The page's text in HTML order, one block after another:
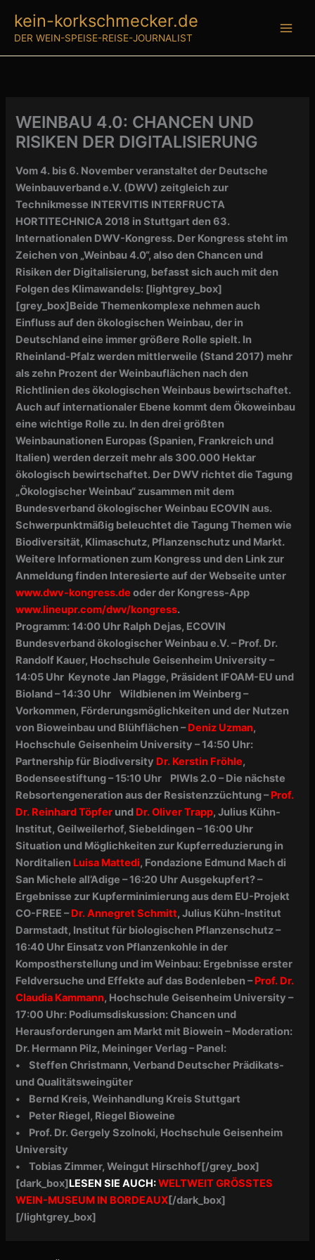
Inhalt
springen
kein-korkschmecker.de
DER WEIN-SPEISE-REISE-JOURNALIST
WEINBAU 4.0: CHANCEN UND
RISIKEN DER DIGITALISIERUNG
Vom 4. bis 6. November veranstaltet der Deutsche
Weinbauverband e.V. (DWV) zeitgleich zur
Technikmesse INTERVITIS INTERFRUCTA
HORTITECHNICA 2018 in Stuttgart den 63.
Internationalen DWV-Kongress. Der Kongress steht im
Zeichen von „Weinbau 4.0“, also den Chancen und
Risiken der Digitalisierung, befasst sich auch mit den
Folgen des Klimawandels: [lightgrey_box]
[grey_box]Beide Themenkomplexe nehmen auch
Einfluss auf den ökologischen Weinbau, der in
Deutschland eine immer größere Rolle spielt. In
Rheinland-Pfalz werden mittlerweile (Stand 2017) mehr
als zehn Prozent der Weinbauflächen nach den
Richtlinien des ökologischen Weinbaus bewirtschaftet.
Auch auf internationaler Ebene kommt dem Ökoweinbau
eine wichtige Rolle zu. In den drei größten
Weinbaunationen Europas (Spanien, Frankreich und
Italien) werden derzeit mehr als 300.000 Hektar
ökologisch bewirtschaftet. Der DWV richtet die Tagung
„Ökologischer Weinbau“ zusammen mit dem
Bundesverband ökologischer Weinbau ECOVIN aus.
Schwerpunktmäßig beleuchtet die Tagung Themen wie
Biodiversität, Klimaschutz, Pflanzenschutz und Markt.
Weitere Informationen zum Kongress und den Link zur
Anmeldung finden Interesierte auf der Webseite unter
www.dwv-kongress.de oder der Kongress-App
www.lineupr.com/dwv/kongress.
Programm: 14:00 Uhr Ralph Dejas, ECOVIN
Bundesverband ökologischer Weinbau e.V. –Prof. Dr.
Randolf Kauer, Hochschule Geisenheim University –
14:05 Uhr KeynoteJan Plagge, Präsident IFOAM-EU und
Bioland –14:30 Uhr Wildbienen im Weinberg –
Vorkommen, Förderungsmöglichkeiten und der Nutzen
von Bioweinbau und Blühflächen –Deniz Uzman,
Hochschule Geisenheim University –14:50 Uhr:
Partnership für Biodiversity Dr. Kerstin Fröhle,
Bodenseestiftung –15:10 Uhr PIWIs 2.0 – Die nächste
Rebsortengeneration aus der Resistenzzüchtung –Prof.
Dr. Reinhard Töpfer und Dr. Oliver Trapp, Julius Kühn-
Institut, Geilweilerhof, Siebeldingen –16:00 Uhr
Situation und Möglichkeiten zur Kupferreduzierung in
Norditalien Luisa Mattedi, Fondazione Edmund Mach di
San Michele all’Adige –16:20 Uhr Ausgekupfert? –
Ergebnisse zur Kupferminimierung aus dem EU-Projekt
CO-FREE –Dr. Annegret Schmitt, Julius Kühn-Institut
Darmstadt, Institut für biologischen Pflanzenschutz –
16:40 Uhr Einsatz von Pflanzenkohle in der
Kompostherstellung und im Weinbau: Ergebnisse erster
Feldversuche und Effekte auf das Bodenleben –Prof. Dr.
Claudia Kammann, Hochschule Geisenheim University –
17:00 Uhr: Podiumsdiskussion: Chancen und
Herausforderungen am Markt mit Biowein –Moderation:
Dr. Hermann Pilz, Meininger Verlag – Panel:
• Steffen Christmann, Verband Deutscher Prädikats-
und Qualitätsweingüter
• Bernd Kreis, Weinhandlung Kreis Stuttgart
• Peter Riegel, Riegel Bioweine
• Prof. Dr. Gergely Szolnoki, Hochschule Geisenheim
University
• Tobias Zimmer, Weingut Hirschhof[/grey_box]
[dark_box]LESEN SIE AUCH:WELTWEIT GRÖSSTES
WEIN-MUSEUM IN BORDEAUX[/dark_box]
[/lightgrey_box]